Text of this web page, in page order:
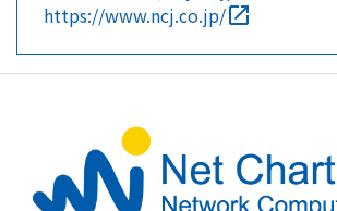
https://www.ncj.co.jp/open_in_new